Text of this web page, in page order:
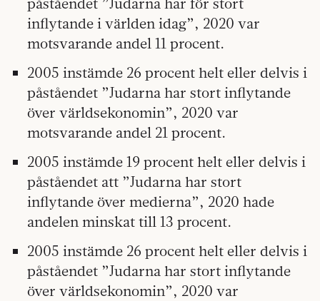
inflytande i världen idag”, 2020 var
motsvarande andel 11 procent.
2005 instämde 26 procent helt eller delvis i
påståendet ”Judarna har stort inflytande
över världsekonomin”, 2020 var
motsvarande andel 21 procent.
2005 instämde 19 procent helt eller delvis i
påståendet att ”Judarna har stort
inflytande över medierna”, 2020 hade
andelen minskat till 13 procent.
2005 instämde 26 procent helt eller delvis i
påståendet ”Judarna har stort inflytande
över världsekonomin”, 2020 var